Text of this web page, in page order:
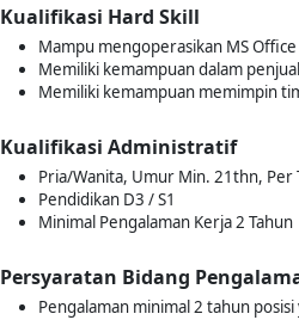
Kualifikasi Hard Skill
Mampu mengoperasikan MS
Memiliki kemampuan dalam
Memiliki kemampuan memimpin
Kualifikasi Administratif
Pria/Wanita, Umur Min. 21thn, Per
Pendidikan D3 / S1
Minimal Pengalaman Kerja 2 Tahun
Persyaratan Bidang
Pengalaman minimal 2 tahun